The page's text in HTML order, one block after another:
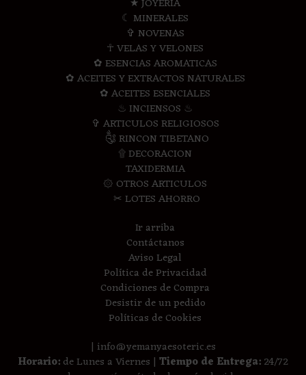
★ JOYERIA
☾ MINERALES
✞ NOVENAS
☥ VELAS Y VELONES
✿ ESENCIAS AROMATICAS
✿ ACEITES Y EXTRACTOS NATURALES
✿ ACEITES ESENCIALES
♨ INCIENSOS ♨
✞ ARTICULOS RELIGIOSOS
༃ RINCON TIBETANO
۩ DECORACION
TAXIDERMIA
۞ OTROS ARTICULOS
✂ LOTES AHORRO
Ir arriba
Contáctanos
Aviso Legal
Política de Privacidad
Condiciones de Compra
Desistir de un pedido
Políticas de Cookies
| info@yemanyaesoteric.es
Horario:de Lunes a Viernes | Tiempo de Entrega:24/72